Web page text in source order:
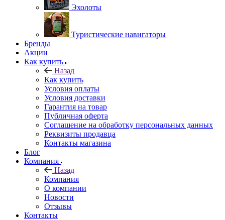
Эхолоты
Туристические навигаторы
Бренды
Акции
Как купить
Назад
Как купить
Условия оплаты
Условия доставки
Гарантия на товар
Публичная оферта
Соглашение на обработку персональных данных
Реквизиты продавца
Контакты магазина
Блог
Компания
Назад
Компания
О компании
Новости
Отзывы
Контакты